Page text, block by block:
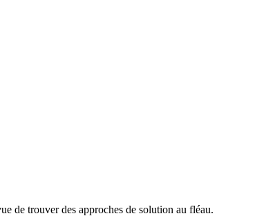
de trouver des approches de solution au fléau.